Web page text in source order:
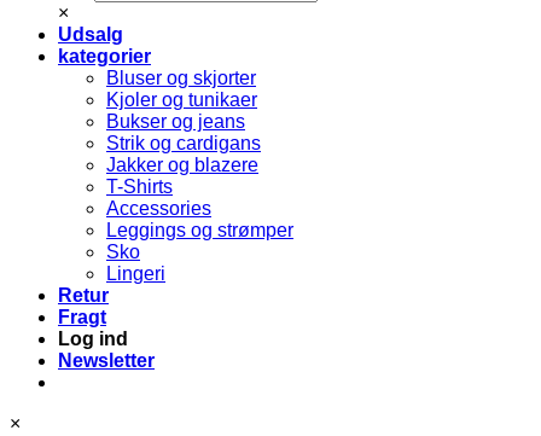
×
Udsalg
kategorier
Bluser og skjorter
Kjoler og tunikaer
Bukser og jeans
Strik og cardigans
Jakker og blazere
T-Shirts
Accessories
Leggings og strømper
Sko
Lingeri
Retur
Fragt
Log ind
Newsletter
×